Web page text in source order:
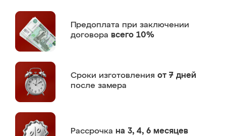
Предоплата при заключении
договора всего 10%
Сроки изготовления от 7 дней
после замера
Рассрочка на 3, 4, 6 месяцев